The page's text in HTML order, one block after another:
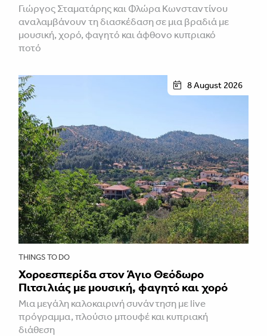
Γιώργος Σταματάρης και Φλώρα Κωνσταντίνου
αναλαμβάνουν τη διασκέδαση σε μια βραδιά με
μουσική, χορό, φαγητό και άφθονο κυπριακό
ποτό
8 August 2026
THINGS TO DO
Χοροεσπερίδα στον Άγιο Θεόδωρο
Πιτσιλιάς με μουσική, φαγητό και χορό
Μια μεγάλη καλοκαιρινή συνάντηση με live
πρόγραμμα, πλούσιο μπουφέ και κυπριακή
διάθεση